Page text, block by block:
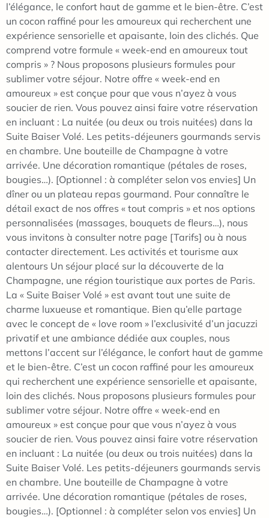
l’élégance, le confort haut de gamme et le bien-être. C’est
un cocon raffiné pour les amoureux qui recherchent une
expérience sensorielle et apaisante, loin des clichés. Que
comprend votre formule « week-end en amoureux tout
compris » ? Nous proposons plusieurs formules pour
sublimer votre séjour. Notre offre « week-end en
amoureux » est conçue pour que vous n’ayez à vous
soucier de rien. Vous pouvez ainsi faire votre réservation
en incluant : La nuitée (ou deux ou trois nuitées) dans la
Suite Baiser Volé. Les petits-déjeuners gourmands servis
en chambre. Une bouteille de Champagne à votre
arrivée. Une décoration romantique (pétales de roses,
bougies…). [Optionnel : à compléter selon vos envies] Un
dîner ou un plateau repas gourmand. Pour connaître le
détail exact de nos offres « tout compris » et nos options
personnalisées (massages, bouquets de fleurs…), nous
vous invitons à consulter notre page [Tarifs] ou à nous
contacter directement. Les activités et tourisme aux
alentours Un séjour placé sur la découverte de la
Champagne, une région touristique aux portes de Paris.
La « Suite Baiser Volé » est avant tout une suite de
charme luxueuse et romantique. Bien qu’elle partage
avec le concept de « love room » l’exclusivité d’un jacuzzi
privatif et une ambiance dédiée aux couples, nous
mettons l’accent sur l’élégance, le confort haut de gamme
et le bien-être. C’est un cocon raffiné pour les amoureux
qui recherchent une expérience sensorielle et apaisante,
loin des clichés. Nous proposons plusieurs formules pour
sublimer votre séjour. Notre offre « week-end en
amoureux » est conçue pour que vous n’ayez à vous
soucier de rien. Vous pouvez ainsi faire votre réservation
en incluant : La nuitée (ou deux ou trois nuitées) dans la
Suite Baiser Volé. Les petits-déjeuners gourmands servis
en chambre. Une bouteille de Champagne à votre
arrivée. Une décoration romantique (pétales de roses,
bougies…). [Optionnel : à compléter selon vos envies] Un